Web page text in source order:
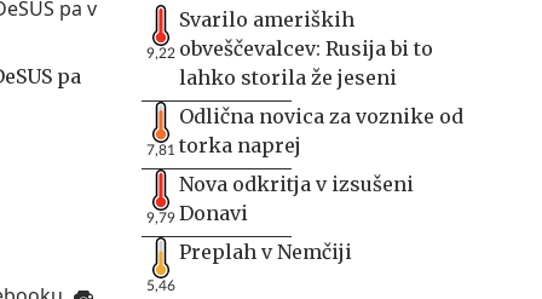
pa
9,22
Svarilo ameriških
obveščevalcev: Rusija bi to
lahko storila že jeseni
7,81
Odlična novica za voznike od
torka naprej
9,79
Nova odkritja v izsušeni
Donavi
5,46
Preplah v Nemčiji